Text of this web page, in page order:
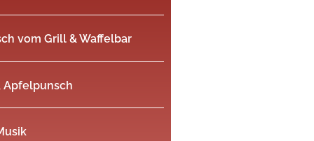
vom Grill & Waffelbar
Apfelpunsch